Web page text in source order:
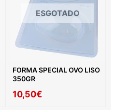
ESGOTADO
FORMA SPECIAL OVO LISO
350GR
10,50€